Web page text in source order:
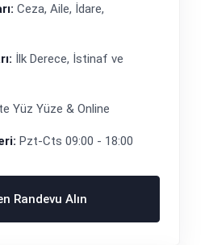
Ceza, Aile, İdare,
İlk Derece, İstinaf ve
Yüz Yüze & Online
Pzt-Cts 09:00 - 18:00
Randevu Alın